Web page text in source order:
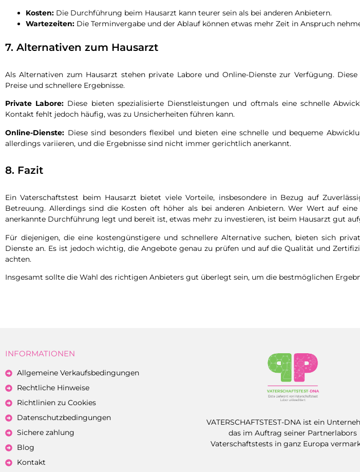
Kosten: Die Durchführung beim Hausarzt kann teurer sein als bei anderen Anbietern.
Wartezeiten: Die Terminvergabe und der Ablauf können etwas mehr Zeit in Anspruch
7. Alternativen zum Hausarzt
Als Alternativen zum Hausarzt stehen private Labore und Online-Dienste zur Verfügung.
Preise und schnellere Ergebnisse.
Private Labore: Diese bieten spezialisierte Dienstleistungen und oftmals eine schnelle
Kontakt fehlt jedoch häufig, was zu Unsicherheiten führen kann.
Online-Dienste: Diese sind besonders flexibel und bieten eine schnelle und bequeme
allerdings variieren, und die Ergebnisse sind nicht immer gerichtlich anerkannt.
8. Fazit
Ein Vaterschaftstest beim Hausarzt bietet viele Vorteile, insbesondere in Bezug auf
Betreuung. Allerdings sind die Kosten oft höher als bei anderen Anbietern. Wer Wert auf
anerkannte Durchführung legt und bereit ist, etwas mehr zu investieren, ist beim Hausarzt gut
Für diejenigen, die eine kostengünstigere und schnellere Alternative suchen, bieten sich
Dienste an. Es ist jedoch wichtig, die Angebote genau zu prüfen und auf die Qualität und
achten.
Insgesamt sollte die Wahl des richtigen Anbieters gut überlegt sein, um die bestmöglichen
INFORMATIONEN
Allgemeine Verkaufsbedingungen
Rechtliche Hinweise
Richtlinien zu Cookies
Datenschutzbedingungen
Sichere zahlung
Blog
Kontakt
VATERSCHAFTSTEST-DNA ist ein
das im Auftrag seiner Partnerlabors
Vaterschaftstests in ganz Europa